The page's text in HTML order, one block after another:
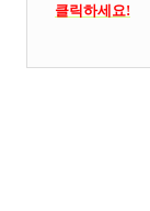
클릭하세요!